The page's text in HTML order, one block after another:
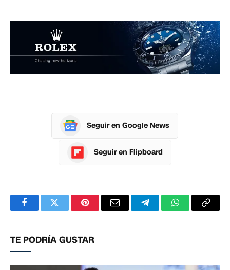
Seguir en Google News
Seguir en Flipboard
FacebookTwitterPinterestCorreoTelegramWhatsApp
TE PODRÍA GUSTAR